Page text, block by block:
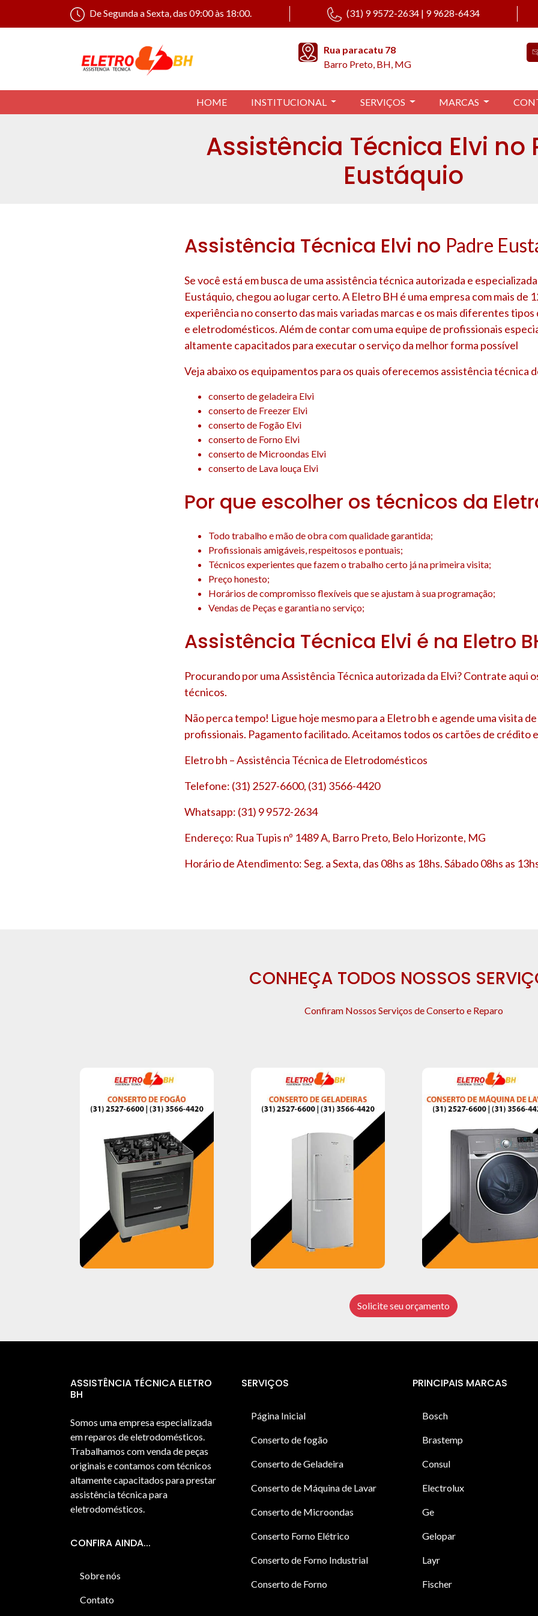
De Segunda a Sexta, das 09:00 às 18:00. (31) 9 9572-2634 | 9 9628-6434
Rua paracatu 78
Barro Preto, BH, MG
HOME INSTITUCIONAL SERVIÇOS MARCAS
Assistência Técnica Elvi no
Eustáquio
Assistência Técnica Elvi no Padre
Se você está em busca de uma assistência técnica autorizada e
Eustáquio, chegou ao lugar certo. A Eletro BH é uma empresa com mais de
experiência no conserto das mais variadas marcas e os mais diferentes
e eletrodomésticos. Além de contar com uma equipe de profissionais
altamente capacitados para executar o serviço da melhor forma possível
Veja abaixo os equipamentos para os quais oferecemos assistência técnica
conserto de geladeira Elvi
conserto de Freezer Elvi
conserto de Fogão Elvi
conserto de Forno Elvi
conserto de Microondas Elvi
conserto de Lava louça Elvi
Por que escolher os técnicos da
Todo trabalho e mão de obra com qualidade garantida;
Profissionais amigáveis, respeitosos e pontuais;
Técnicos experientes que fazem o trabalho certo já na primeira visita;
Preço honesto;
Horários de compromisso flexíveis que se ajustam à sua programação;
Vendas de Peças e garantia no serviço;
Assistência Técnica Elvi é na Eletro
Procurando por uma Assistência Técnica autorizada da Elvi? Contrate aqui
técnicos.
Não perca tempo! Ligue hoje mesmo para a Eletro bh e agende uma visita
profissionais. Pagamento facilitado. Aceitamos todos os cartões de crédito
Eletro bh – Assistência Técnica de Eletrodomésticos
Telefone: (31) 2527-6600, (31) 3566-4420
Whatsapp: (31) 9 9572-2634
Endereço: Rua Tupis nº 1489 A, Barro Preto, Belo Horizonte, MG
Horário de Atendimento: Seg. a Sexta, das 08hs as 18hs. Sábado 08hs as
CONHEÇA TODOS NOSSOS
Confiram Nossos Serviços de Conserto e Reparo
Solicite seu orçamento
ASSISTÊNCIA TÉCNICA ELETRO
BH
Somos uma empresa especializada
em reparos de eletrodomésticos.
Trabalhamos com venda de peças
originais e contamos com técnicos
altamente capacitados para prestar
assistência técnica para
eletrodomésticos.
CONFIRA AINDA...
Sobre nós
Contato
SERVIÇOS
Página Inicial
Conserto de fogão
Conserto de Geladeira
Conserto de Máquina de Lavar
Conserto de Microondas
Conserto Forno Elétrico
Conserto de Forno Industrial
Conserto de Forno
PRINCIPAIS MARCAS
Bosch
Brastemp
Consul
Electrolux
Ge
Gelopar
Layr
Fischer